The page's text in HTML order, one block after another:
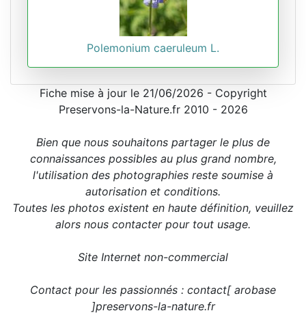
Polemonium caeruleum L.
Fiche mise à jour le 21/06/2026 - Copyright
Preservons-la-Nature.fr 2010 - 2026
Bien que nous souhaitons partager le plus de
connaissances possibles au plus grand nombre,
l'utilisation des photographies reste soumise à
autorisation et conditions.
Toutes les photos existent en haute définition, veuillez
alors nous contacter pour tout usage.
Site Internet non-commercial
Contact pour les passionnés : contact[ arobase
]preservons-la-nature.fr